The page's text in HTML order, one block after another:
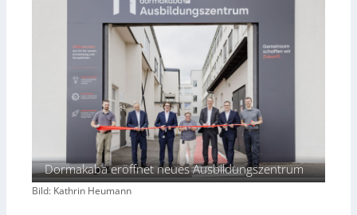
Dormakaba eröffnet neues Ausbildungszentrum
Bild: Kathrin Heumann